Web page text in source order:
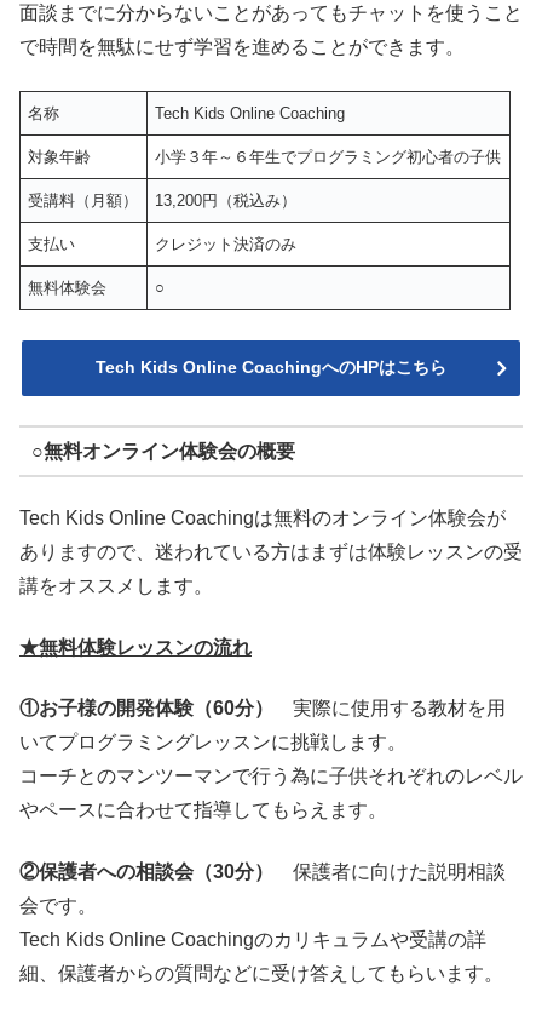
面談までに分からないことがあってもチャットを使うこと
で時間を無駄にせず学習を進めることができます。
名称 Tech Kids Online Coaching
対象年齢 小学３年～６年生でプログラミング初心者の子供
受講料（月額） 13,200円（税込み）
支払い クレジット決済のみ
無料体験会 ○
Tech Kids Online CoachingへのHPはこちら
○無料オンライン体験会の概要
Tech Kids Online Coachingは無料のオンライン体験会が
ありますので、迷われている方はまずは体験レッスンの受
講をオススメします。
★無料体験レッスンの流れ
①お子様の開発体験（60分）
実際に使用する教材を用
いてプログラミングレッスンに挑戦します。
コーチとのマンツーマンで行う為に子供それぞれのレベル
やペースに合わせて指導してもらえます。
②保護者への相談会（30分）
保護者に向けた説明相談
会です。
Tech Kids Online Coachingのカリキュラムや受講の詳
細、保護者からの質問などに受け答えしてもらいます。